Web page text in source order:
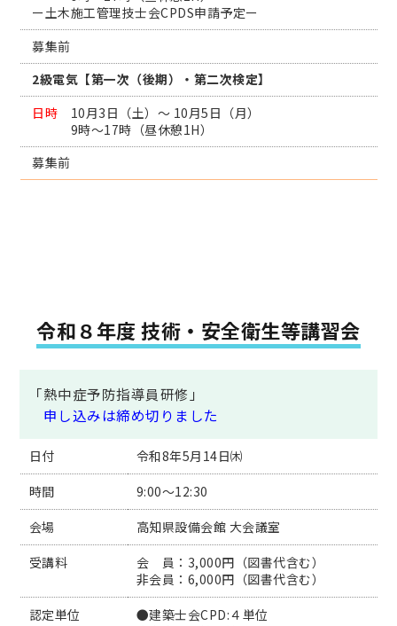
ー土木施工管理技士会CPDS申請予定ー
募集前
2級電気【第一次（後期）・第二次検定】
日時 10月3日（土）～ 10月5日（月）
9時～17時（昼休憩1H）
募集前
令和８年度 技術・安全衛生等講習会
日付
令和8年5月14日㈭
時間
9:00～12:30
会場
高知県設備会館 大会議室
受講料
会 員：3,000円（図書代含む）
非会員：6,000円（図書代含む）
認定単位
●建築士会CPD:４単位
「熱中症予防指導員研修」
申し込みは締め切りました